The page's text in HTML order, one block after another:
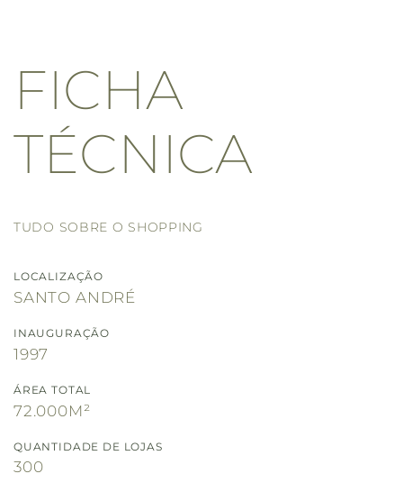
FICHA
TÉCNICA
TUDO SOBRE O SHOPPING
LOCALIZAÇÃO
SANTO ANDRÉ
INAUGURAÇÃO
1997
ÁREA TOTAL
72.000M²
QUANTIDADE DE LOJAS
300